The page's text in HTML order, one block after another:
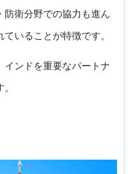
衛分野での協力も進ん
いることが特徴です。
ンドを重要なパートナ